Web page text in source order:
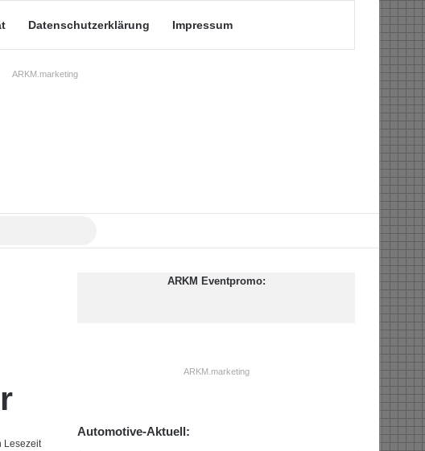
Datenschutzerklärung Impressum
ARKM.marketing
Lesezeit
ARKM Eventpromo:
ARKM.marketing
Automotive-Aktuell: